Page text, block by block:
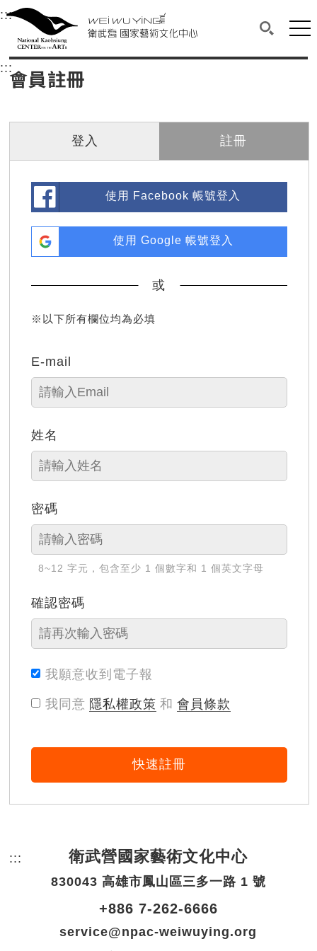
衛武營國家藝術文化中心
中央內容區塊，為本頁主要內容區。
:::選單連結區塊，此區塊列有本網站主要連結。
衛武營國家藝術文化中心
搜尋(開
網
::: 中央內容區塊，為本頁主要內容區。
會員註冊
登入 註冊
使用 Facebook 帳號登入
使用 Google 帳號登入
或
※以下所有欄位均為必填
E-mail
姓名
密碼
8~12 字元，包含至少 1 個數字和 1 個英文字母
確認密碼
我願意收到電子報
我同意 隱私權政策 和 會員條款
快速註冊
::: 頁尾網站資訊。
衛武營國家藝術文化中心
830043 高雄市鳳山區三多一路 1 號
+886 7-262-6666
service@npac-weiwuying.org